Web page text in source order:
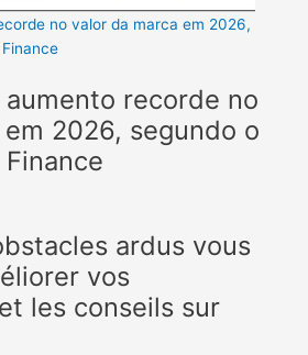
no valor da marca em 2026,
recorde no
2026, segundo o
ardus vous
vos
les conseils sur